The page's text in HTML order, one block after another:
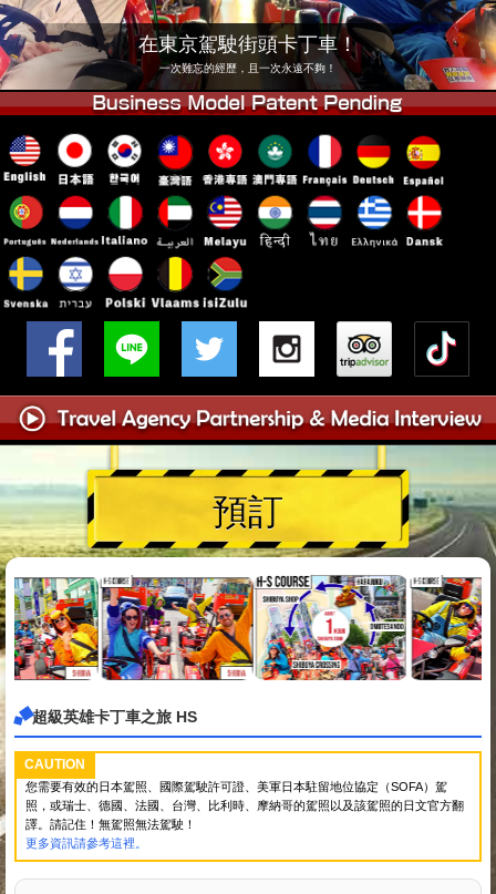
東京 澀谷分店 東京灣
東京 淺草 大阪
沖繩
在東京駕駛街頭卡丁車！
一次難忘的經歷，且一次永遠不夠！
預訂
超級英雄卡丁車之旅 HS
CAUTION
您需要有效的日本駕照、國際駕駛許可證、美軍日本駐留地位協定（SOFA）駕
照，或瑞士、德國、法國、台灣、比利時、摩納哥的駕照以及該駕照的日文官方翻
譯。請記住！無駕照無法駕駛！
更多資訊請參考這裡。